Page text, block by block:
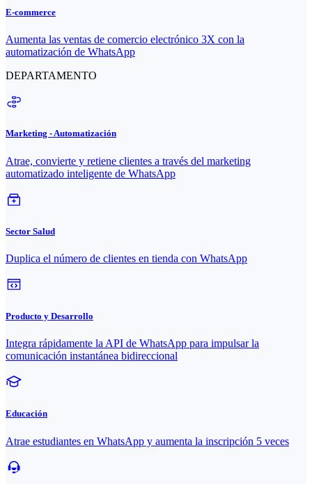
E-commerce
Aumenta las ventas de comercio electrónico 3X con la
automatización de WhatsApp
DEPARTAMENTO
Marketing - Automatización
Atrae, convierte y retiene clientes a través del marketing
automatizado inteligente de WhatsApp
Sector Salud
Duplica el número de clientes en tienda con WhatsApp
Producto y Desarrollo
Integra rápidamente la API de WhatsApp para impulsar la
comunicación instantánea bidireccional
Educación
Atrae estudiantes en WhatsApp y aumenta la inscripción 5 veces